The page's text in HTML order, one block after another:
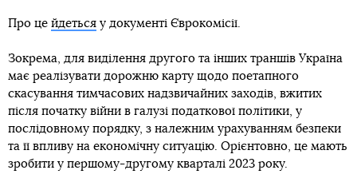
Про це йдеться у документі Єврокомісії.
Зокрема, для виділення другого та інших траншів Україна
має реалізувати дорожню карту щодо поетапного
скасування тимчасових надзвичайних заходів, вжитих
після початку війни в галузі податкової політики, у
послідовному порядку, з належним урахуванням безпеки
та її впливу на економічну ситуацію. Орієнтовно, це мають
зробити у першому-другому кварталі 2023 року.